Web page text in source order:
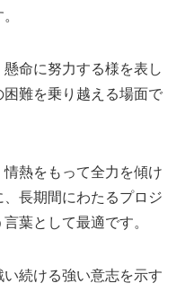
命に努力する様を表し
難を乗り越える場面で
熱をもって全力を傾け
長期間にわたるプロジ
葉として最適です。
続ける強い意志を示す